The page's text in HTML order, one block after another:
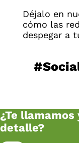
Déjalo en
cómo las
despegar a
¿Te
detalle?